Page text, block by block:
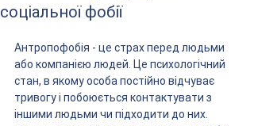
соціальної фобії
Антропофобія - це страх перед людьми
або компанією людей. Це психологічний
стан, в якому особа постійно відчуває
тривогу і побоюється контактувати з
іншими людьми чи підходити до них.